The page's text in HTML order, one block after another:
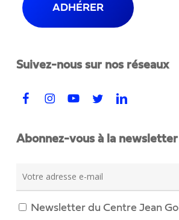
ADHÉRER
Suivez-nous sur nos réseaux
Abonnez-vous à la newsletter
Newsletter du Centre Jean Gol